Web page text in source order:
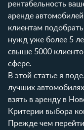
рентабельность
аренде
клиентам
нужд уже более 5
свыше 5000
сфере.
В этой статье я
лучших
взять в аренду в
Критерии выбора
Прежде чем